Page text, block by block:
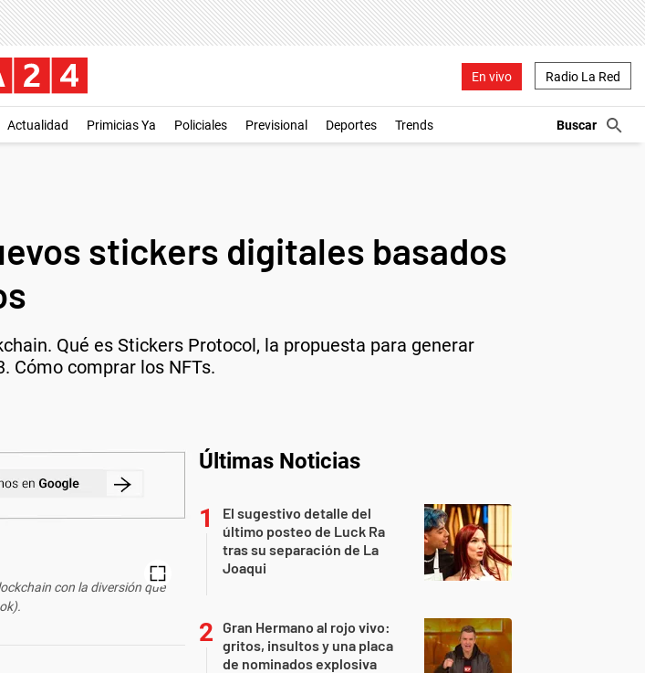
En vivo Radio La Red
Actualidad Primicias Ya Policiales Previsional Deportes Trends
stickers digitales basados
Qué es Stickers Protocol, la propuesta para generar
Cómo comprar los NFTs.
con la diversión que
Últimas Noticias
El sugestivo detalle del
último posteo de Luck Ra
tras su separación de La
Joaqui
Gran Hermano al rojo vivo:
gritos, insultos y una placa
de nominados explosiva